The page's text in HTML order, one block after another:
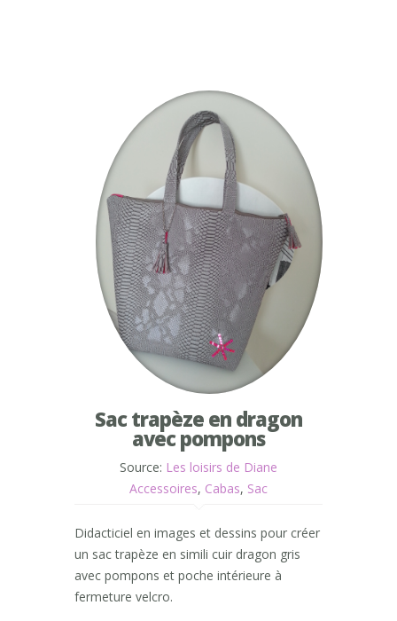
Sac trapèze en dragon
avec pompons
Source: Les loisirs de Diane
Accessoires, Cabas, Sac
Didacticiel en images et dessins pour créer
un sac trapèze en simili cuir dragon gris
avec pompons et poche intérieure à
fermeture velcro.